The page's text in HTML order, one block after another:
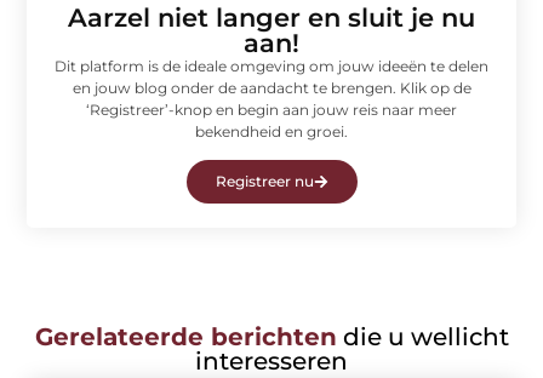
Aarzel niet langer en sluit je nu
aan!
Dit platform is de ideale omgeving om jouw ideeën te delen
en jouw blog onder de aandacht te brengen. Klik op de
‘Registreer’-knop en begin aan jouw reis naar meer
bekendheid en groei.
Registreer nu
Gerelateerde berichten die u wellicht
interesseren